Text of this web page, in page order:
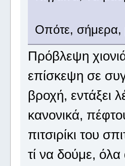
Οπότε, σήμερα,
Πρόβλεψη
επίσκεψη σε
βροχή, εντάξει
κανονικά,
πιτσιρίκι του
τί να δούμε,